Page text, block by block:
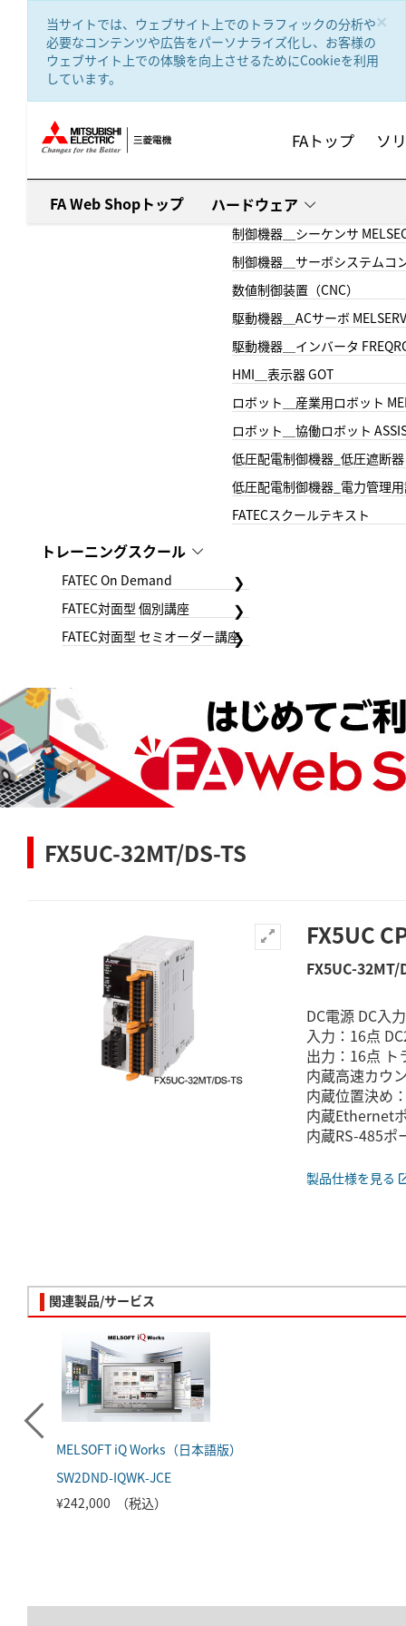
×
当サイトでは、ウェブサイト上でのトラフィックの分析や
必要なコンテンツや広告をパーソナライズ化し、お客様の
ウェブサイト上での体験を向上させるためにCookieを利用
しています。
FAトップ ソ
FA Web Shopトップ ハードウェア
制御機器＿シーケンサ
制御機器＿サーボシステムコ
数値制御装置（CNC）
駆動機器＿ACサーボ
駆動機器＿インバータ
HMI＿表示器 GOT
ロボット＿産業用ロボット
ロボット＿協働ロボット
低圧配電制御機器_低圧遮断器
低圧配電制御機器_電力管理
FATECスクールテキスト
トレーニングスクール
FATEC On Demand
FATEC対面型 個別講座
FATEC対面型 セミオーダー講座
FX5UC-32MT/DS-TS
FX5UC
FX5UC-32MT/
DC電源 DC入
入力：16点
出力：16点 ト
内蔵高速カウ
内蔵位置決め
内蔵Ethernet
内蔵RS-485ポ
製品仕様を見る
関連製品/サービス
MELSOFT iQ Works（日本語版）
SW2DND-IQWK-JCE
¥242,000 （税込）